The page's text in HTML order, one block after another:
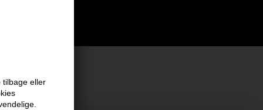
tilbage eller
vi har